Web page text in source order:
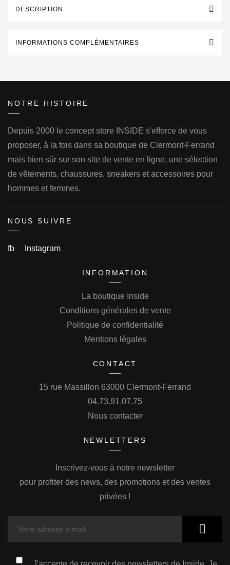
DESCRIPTION
INFORMATIONS COMPLÉMENTAIRES
NOTRE HISTOIRE
Depuis 2000 le concept store INSIDE s'efforce de vous
proposer, à la fois dans sa boutique de Clermont-Ferrand
mais bien sûr sur son site de vente en ligne, une sélection
de vêtements, chaussures, sneakers et accessoires pour
hommes et femmes.
NOUS SUIVRE
fb Instagram
INFORMATION
La boutique Inside
Conditions générales de vente
Politique de confidentialité
Mentions légales
CONTACT
15 rue Massillon 63000 Clermont-Ferrand
04.73.91.07.75
Nous contacter
NEWLETTERS
Inscrivez-vous à notre newsletter
pour profiter des news, des promotions et des ventes
privées !